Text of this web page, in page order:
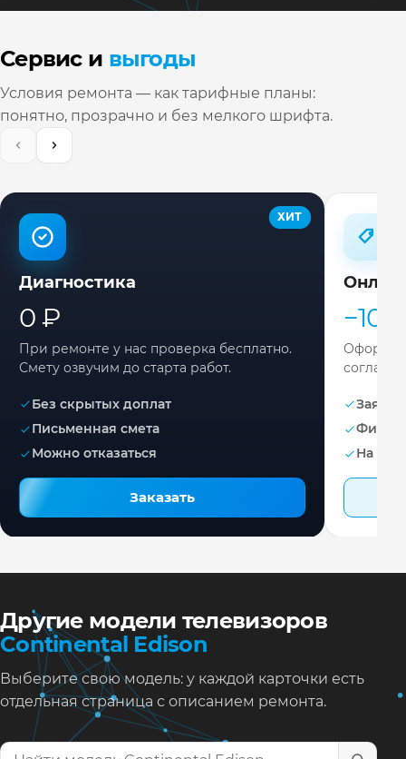
Сервис и выгоды
Условия ремонта — как тарифные планы:
понятно, прозрачно и без мелкого шрифта.
ХИТ
Диагностика
0 ₽
При ремонте у нас проверка бесплатно.
Смету озвучим до старта работ.
Без скрытых доплат
Письменная смета
Можно отказаться
Заказать
−10%
Заявка
На
Другие модели телевизоров
Continental Edison
Выберите свою модель: у каждой карточки есть
отдельная страница с описанием ремонта.